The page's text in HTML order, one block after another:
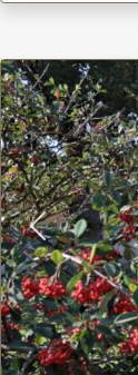
Previous